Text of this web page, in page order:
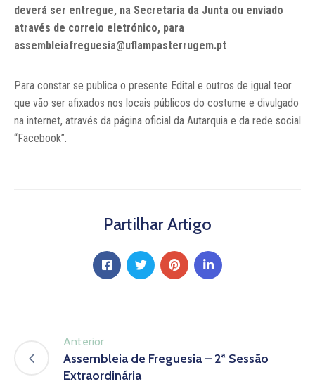
deverá ser entregue, na Secretaria da Junta ou enviado
através de correio eletrónico, para
assembleiafreguesia@uflampasterrugem.pt
Para constar se publica o presente Edital e outros de igual teor
que vão ser afixados nos locais públicos do costume e divulgado
na internet, através da página oficial da Autarquia e da rede social
“Facebook”.
Partilhar Artigo
Anterior
Assembleia de Freguesia – 2ª Sessão
Extraordinária